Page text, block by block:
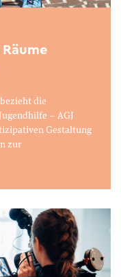
die
– AGJ
Gestaltung
zur